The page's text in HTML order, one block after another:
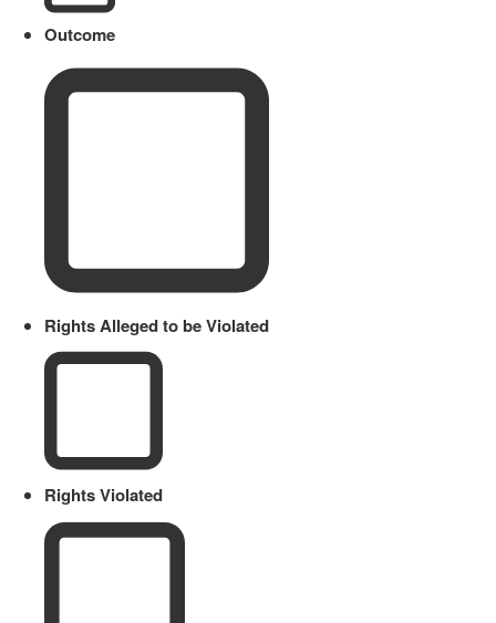
Outcome
Rights Alleged to be Violated
Rights Violated